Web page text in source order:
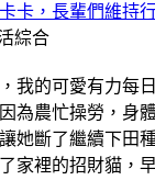
卡，長輩們維持
綜合
我的可愛有力每
為農忙操勞，身
她斷了繼續下田
家裡的招財貓，